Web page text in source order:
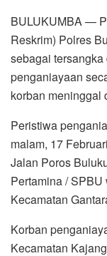
BULUKUMBA —
Reskrim) Polres
sebagai
penganiayaan
korban meninggal
Peristiwa
malam, 17
Jalan Poros
Pertamina /
Kecamatan
Korban
Kecamatan